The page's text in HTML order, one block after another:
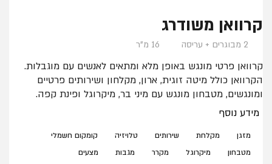
קרוואן משודרג
2 מבוגרים + עריסה 16 מ"ר
קרוואן פרטי מונגש באופן מלא ומתאים לאנשים עם מוגבלות.
הקרוואן כולל מיטה זוגית, ארון, מקלחון ושירותים פרטיים
ומונגשים, מטבחון מונגש עם מיני בר, מיקרוגל ופינת קפה.
ניתן להוסיף מיטת תינוק בתיאום מראש. לקרוואן חניה נגישה
מידע נוסף
מזגן מקלחת שירותים טלויזיה
קומקום חשמלי
מטבחון
מיקרוגל מקרר מגבות
מצעים